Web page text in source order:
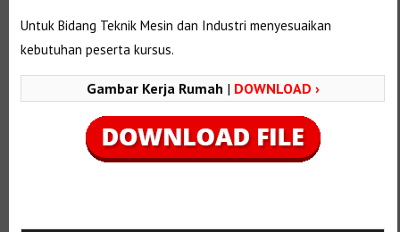
Untuk Bidang Teknik Mesin dan Industri menyesuaikan
kebutuhan peserta kursus.
Gambar Kerja Rumah | DOWNLOAD ›